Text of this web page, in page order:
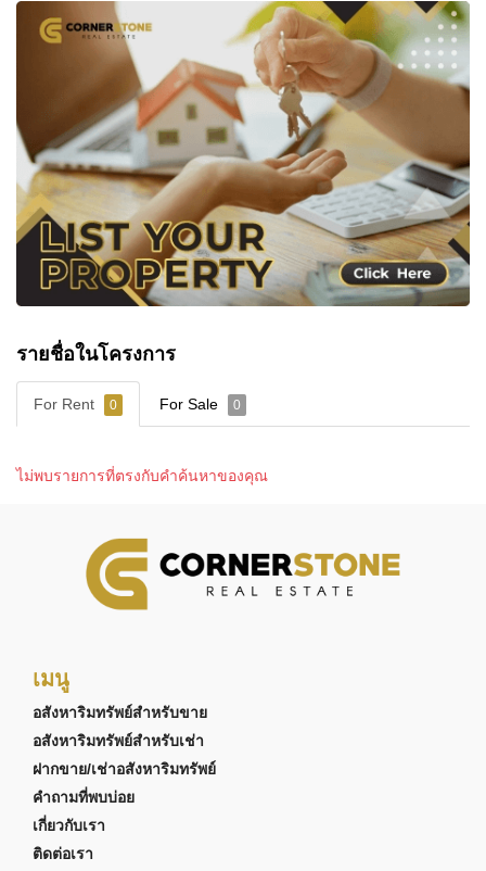
รายละเอียดการติดต่อ
🏆 ภูมิใจที่ได้รับรางวัลระดับประเทศหลายรายการ
จาก Nestopa Thailand รวมถึง Best Real Estate
Agency – Pattaya (2026) และ Best Client Service
Excellence (2026)
Cornerstone Real Estate — Doing Things The Right
Way.
หากต้องการข้อมูลเพิ่มเติมหรือนัดหมายเข้าชม ติดต่อ
Cornerstone Real Estateได้ที่:
📲 WhatsApp: +66807945904
📞 +66 (0)38 411250
🌐www.cornerstone.co.th
รายชื่อในโครงการ
For Rent 0 For Sale 0
ไม่พบรายการที่ตรงกับคำค้นหาของคุณ
เมนู
อสังหาริมทรัพย์สำหรับขาย
อสังหาริมทรัพย์สำหรับเช่า
ฝากขาย/เช่าอสังหาริมทรัพย์
คำถามที่พบบ่อย
เกี่ยวกับเรา
ติดต่อเรา